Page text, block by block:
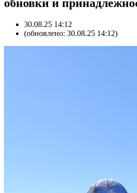
обновки и
30.08.25 14:12
(обновлено: 30.08.25 14:12)